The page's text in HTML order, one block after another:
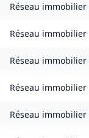
Réseau immobilier
Réseau immobilier
Réseau immobilier
Réseau immobilier
Réseau immobilier